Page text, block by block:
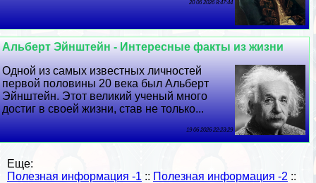
20 06 2026 8:47:44
Альберт Эйнштейн - Интересные факты из жизни
Одной из самых известных личностей
первой половины 20 века был Альберт
Эйнштейн. Этот великий ученый много
достиг в своей жизни, став не только...
19 06 2026 22:23:29
Еще:
Полезная информация -1 :: Полезная информация -2 ::